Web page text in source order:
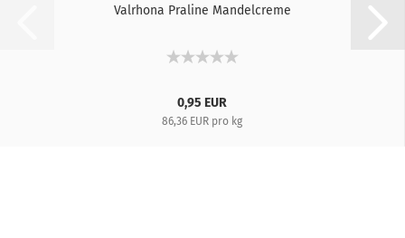
Valrhona Praline Mandelcreme
0,95 EUR
86,36 EUR pro kg